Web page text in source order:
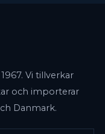
Vi tillverkar
och importerar
Danmark.